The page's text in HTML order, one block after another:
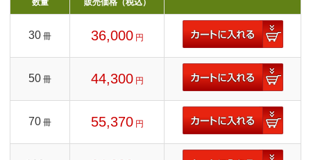
数量 販売価格（税込）
30 冊 36,000 円
50 冊 44,300 円
70 冊 55,370 円